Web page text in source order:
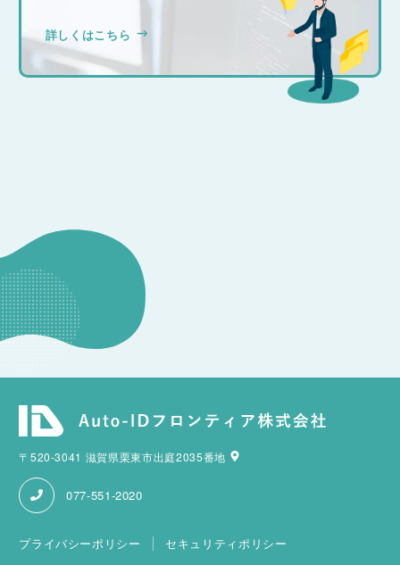
詳しくはこちら
〒520-3041 滋賀県栗東市出庭2035番地
077-551-2020
プライバシーポリシー セキュリティポリシー